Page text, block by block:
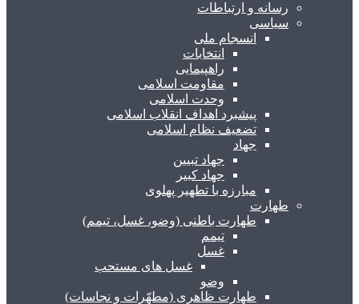
رسانه و ارتباطات
سیاسی
انسجام ملی
انتخابات
راهپیمایی
مقاومت اسلامی
وحدت اسلامی
پیشبرد اهداف انقلاب اسلامی
تضعیف نظام اسلامی
جهاد
جهاد تبیین
جهاد کبیر
مبارزه با تطهیر پهلوی
طهارت
طهارت باطنی (وضو، غسل، تیمم)
تیمم
غسل
غسل های مستحب
وضو
طهارت ظاهری (مطهّرات و نجاسات)